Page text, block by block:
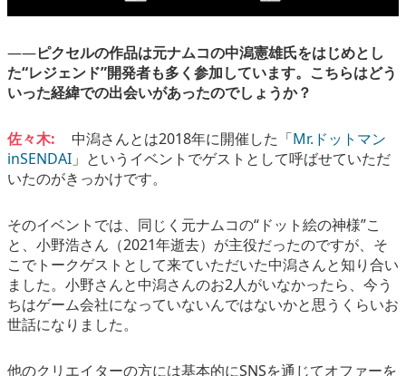
――ピクセルの作品は元ナムコの中潟憲雄氏をはじめとし
た“レジェンド”開発者も多く参加しています。こちらはどう
いった経緯での出会いがあったのでしょうか？
佐々木: 中潟さんとは2018年に開催した「Mr.ドットマン
inSENDAI 」というイベントでゲストとして呼ばせていただ
いたのがきっかけです。
そのイベントでは、同じく元ナムコの“ドット絵の神様”こ
と、小野浩さん（2021年逝去）が主役だったのですが、そ
こでトークゲストとして来ていただいた中潟さんと知り合い
ました。小野さんと中潟さんのお2人がいなかったら、今う
ちはゲーム会社になっていないんではないかと思うくらいお
世話になりました。
他のクリエイターの方には基本的にSNSを通じてオファーを